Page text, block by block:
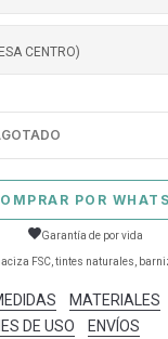
CENTRO)
POR
Garantía de por vida
FSC, tintes naturales,
MATERIALES
DE USO
ENVÍOS